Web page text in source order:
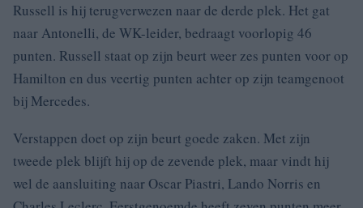
Russell is hij terugverwezen naar de derde plek. Het gat
naar Antonelli, de WK-leider, bedraagt voorlopig 46
punten. Russell staat op zijn beurt weer zes punten voor op
Hamilton en dus veertig punten achter op zijn teamgenoot
bij Mercedes.
Verstappen doet op zijn beurt goede zaken. Met zijn
tweede plek blijft hij op de zevende plek, maar vindt hij
wel de aansluiting naar Oscar Piastri, Lando Norris en